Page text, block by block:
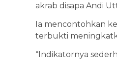
akrab disapa Andi
Ia mencontohkan
terbukti
“Indikatornya